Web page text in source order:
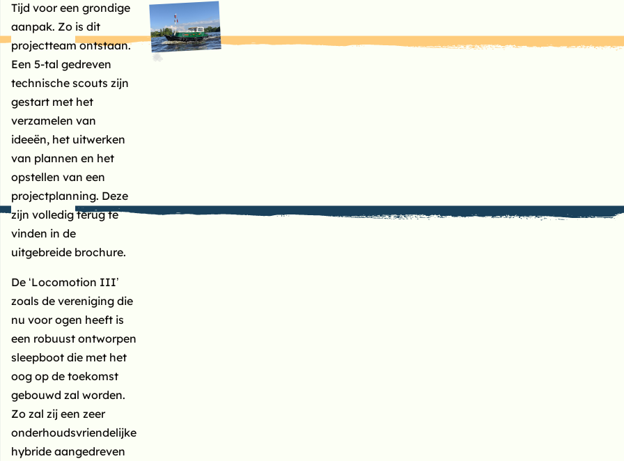
Tijd voor een grondige
aanpak. Zo is dit
projectteam ontstaan.
Een 5-tal gedreven
technische scouts zijn
gestart met het
verzamelen van
ideeën, het uitwerken
van plannen en het
opstellen van een
projectplanning. Deze
zijn volledig terug te
vinden in de
uitgebreide brochure.
De ‘Locomotion III’
zoals de vereniging die
nu voor ogen heeft is
een robuust ontworpen
sleepboot die met het
oog op de toekomst
gebouwd zal worden.
Zo zal zij een zeer
onderhoudsvriendelijke
hybride aangedreven